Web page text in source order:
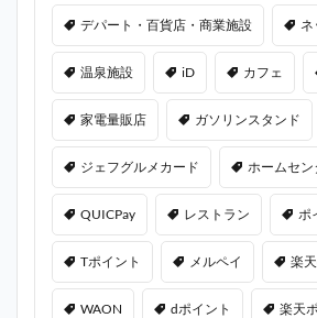
デパート・百貨店・商業施設
温泉施設 iD カフェ
家電量販店 ガソリンスタンド
ジェフグルメカード ホームセン
QUICPay レストラン ポ
Tポイント メルペイ 楽
WAON dポイント 楽天